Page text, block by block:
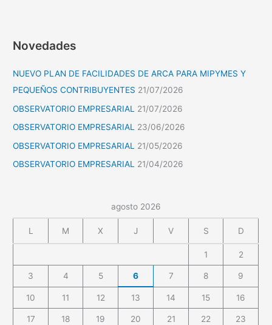
Novedades
NUEVO PLAN DE FACILIDADES DE ARCA PARA MIPYMES Y
PEQUEÑOS CONTRIBUYENTES 21/07/2026
OBSERVATORIO EMPRESARIAL
21/07/2026
OBSERVATORIO EMPRESARIAL 23/06/2026
OBSERVATORIO EMPRESARIAL
21/05/2026
OBSERVATORIO EMPRESARIAL
21/04/2026
agosto 2026
L M X J V S D
1 2
3 4 5 6 7 8 9
10 11 12 13 14 15 16
17 18 19 20 21 22 23